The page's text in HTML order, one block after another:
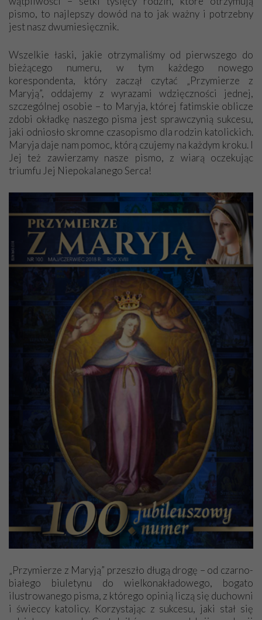
pismo, to najlepszy dowód na to jak ważny i potrzebny
jest nasz dwumiesięcznik.
Wszelkie łaski, jakie otrzymaliśmy od pierwszego do
bieżącego numeru, w tym każdego nowego
korespondenta, który zaczął czytać „Przymierze z
Maryją”, oddajemy z wyrazami wdzięczności jednej,
szczególnej osobie – to Maryja, której fatimskie oblicze
zdobi okładkę naszego pisma jest sprawczynią sukcesu,
jaki odniosło skromne czasopismo dla rodzin katolickich.
Maryja daje nam pomoc, którą czujemy na każdym kroku. I
Jej też zawierzamy nasze pismo, z wiarą oczekując
triumfu Jej Niepokalanego Serca!
„Przymierze z Maryją” przeszło długą drogę – od czarno-
białego biuletynu do wielkonakładowego, bogato
ilustrowanego pisma, z którego opinią liczą się duchowni
i świeccy katolicy. Korzystając z sukcesu, jaki stał się